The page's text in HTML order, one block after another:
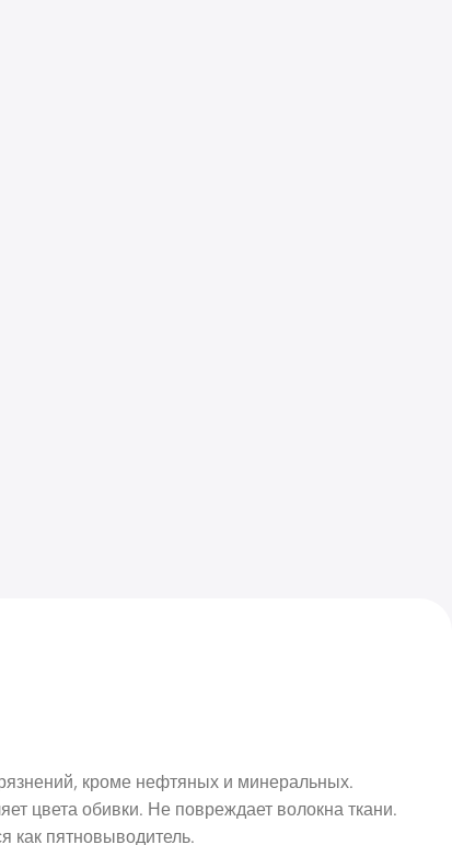
кроме нефтяных и минеральных.
цвета обивки. Не повреждает волокна ткани.
как пятновыводитель.